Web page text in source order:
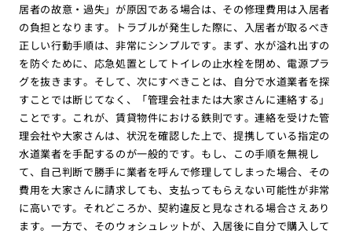
居者の故意・過失」が原因である場合は、その修理費用は入居者
の負担となります。トラブルが発生した際に、入居者が取るべき
正しい行動手順は、非常にシンプルです。まず、水が溢れ出すの
を防ぐために、応急処置としてトイレの止水栓を閉め、電源プラ
グを抜きます。そして、次にすべきことは、自分で水道業者を探
すことでは断じてなく、「管理会社または大家さんに連絡する」
ことです。これが、賃貸物件における鉄則です。連絡を受けた管
理会社や大家さんは、状況を確認した上で、提携している指定の
水道業者を手配するのが一般的です。もし、この手順を無視し
て、自己判断で勝手に業者を呼んで修理してしまった場合、その
費用を大家さんに請求しても、支払ってもらえない可能性が非常
に高いです。それどころか、契約違反と見なされる場合さえあり
ます。一方で、そのウォシュレットが、入居後に自分で購入して